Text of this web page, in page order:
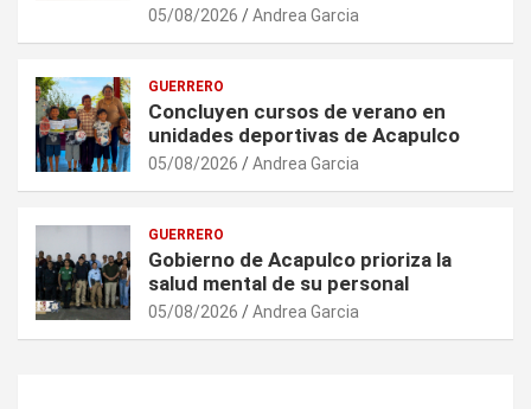
05/08/2026 Andrea Garcia
GUERRERO
Concluyen cursos de verano en
unidades deportivas de Acapulco
05/08/2026 Andrea Garcia
GUERRERO
Gobierno de Acapulco prioriza la
salud mental de su personal
05/08/2026 Andrea Garcia